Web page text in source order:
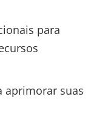
para
aprimorar suas